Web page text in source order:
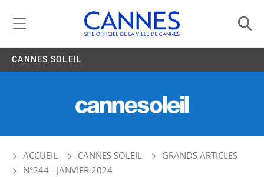
CANNES SOLEIL
ACCUEIL CANNES SOLEIL
GRANDS ARTICLES
N°244 - JANVIER 2024